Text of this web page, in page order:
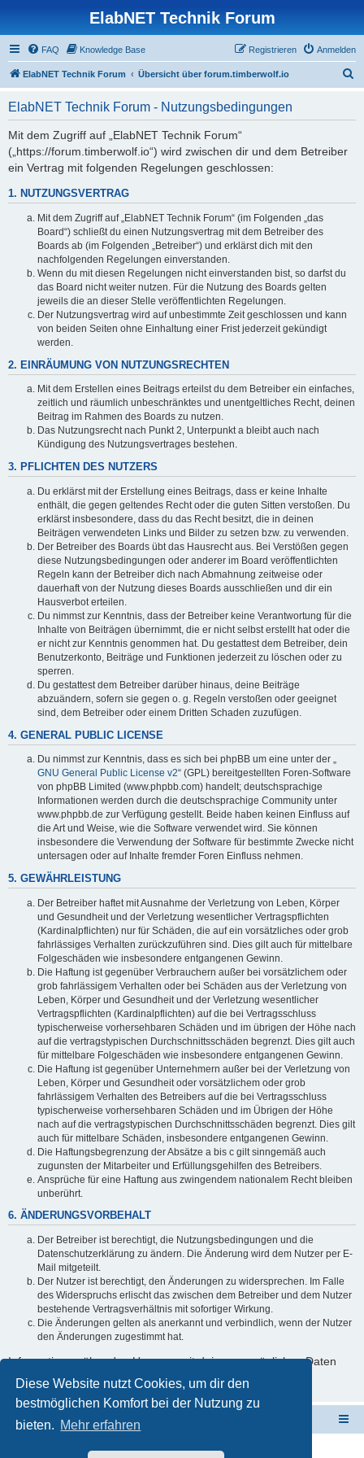
Diese Website nutzt Cookies, um dir den
bestmöglichen Komfort bei der Nutzung zu
bieten. Mehr erfahren
ElabNET Technik Forum
FAQ Knowledge Base Anmelden
Registrieren
ElabNET Technik Forum Übersicht über forum.timberwolf.io
ElabNET Technik Forum - Nutzungsbedingungen
Mit dem Zugriff auf „ElabNET Technik Forum“
(„https://forum.timberwolf.io“) wird zwischen dir und dem Betreiber
ein Vertrag mit folgenden Regelungen geschlossen:
1. NUTZUNGSVERTRAG
Mit dem Zugriff auf „ElabNET Technik Forum“ (im Folgenden „das
Board“) schließt du einen Nutzungsvertrag mit dem Betreiber des
Boards ab (im Folgenden „Betreiber“) und erklärst dich mit den
nachfolgenden Regelungen einverstanden.
Wenn du mit diesen Regelungen nicht einverstanden bist, so darfst du
das Board nicht weiter nutzen. Für die Nutzung des Boards gelten
jeweils die an dieser Stelle veröffentlichten Regelungen.
Der Nutzungsvertrag wird auf unbestimmte Zeit geschlossen und kann
von beiden Seiten ohne Einhaltung einer Frist jederzeit gekündigt
werden.
2. EINRÄUMUNG VON NUTZUNGSRECHTEN
Mit dem Erstellen eines Beitrags erteilst du dem Betreiber ein einfaches,
zeitlich und räumlich unbeschränktes und unentgeltliches Recht, deinen
Beitrag im Rahmen des Boards zu nutzen.
Das Nutzungsrecht nach Punkt 2, Unterpunkt a bleibt auch nach
Kündigung des Nutzungsvertrages bestehen.
3. PFLICHTEN DES NUTZERS
Du erklärst mit der Erstellung eines Beitrags, dass er keine Inhalte
enthält, die gegen geltendes Recht oder die guten Sitten verstoßen. Du
erklärst insbesondere, dass du das Recht besitzt, die in deinen
Beiträgen verwendeten Links und Bilder zu setzen bzw. zu verwenden.
Der Betreiber des Boards übt das Hausrecht aus. Bei Verstößen gegen
diese Nutzungsbedingungen oder anderer im Board veröffentlichten
Regeln kann der Betreiber dich nach Abmahnung zeitweise oder
dauerhaft von der Nutzung dieses Boards ausschließen und dir ein
Hausverbot erteilen.
Du nimmst zur Kenntnis, dass der Betreiber keine Verantwortung für die
Inhalte von Beiträgen übernimmt, die er nicht selbst erstellt hat oder die
er nicht zur Kenntnis genommen hat. Du gestattest dem Betreiber, dein
Benutzerkonto, Beiträge und Funktionen jederzeit zu löschen oder zu
sperren.
Du gestattest dem Betreiber darüber hinaus, deine Beiträge
abzuändern, sofern sie gegen o. g. Regeln verstoßen oder geeignet
sind, dem Betreiber oder einem Dritten Schaden zuzufügen.
4. GENERAL PUBLIC LICENSE
Du nimmst zur Kenntnis, dass es sich bei phpBB um eine unter der „
GNU General Public License v2“ (GPL) bereitgestellten Foren-Software
von phpBB Limited (www.phpbb.com) handelt; deutschsprachige
Informationen werden durch die deutschsprachige Community unter
www.phpbb.de zur Verfügung gestellt. Beide haben keinen Einfluss auf
die Art und Weise, wie die Software verwendet wird. Sie können
insbesondere die Verwendung der Software für bestimmte Zwecke nicht
untersagen oder auf Inhalte fremder Foren Einfluss nehmen.
5. GEWÄHRLEISTUNG
Der Betreiber haftet mit Ausnahme der Verletzung von Leben, Körper
und Gesundheit und der Verletzung wesentlicher Vertragspflichten
(Kardinalpflichten) nur für Schäden, die auf ein vorsätzliches oder grob
fahrlässiges Verhalten zurückzuführen sind. Dies gilt auch für mittelbare
Folgeschäden wie insbesondere entgangenen Gewinn.
Die Haftung ist gegenüber Verbrauchern außer bei vorsätzlichem oder
grob fahrlässigem Verhalten oder bei Schäden aus der Verletzung von
Leben, Körper und Gesundheit und der Verletzung wesentlicher
Vertragspflichten (Kardinalpflichten) auf die bei Vertragsschluss
typischerweise vorhersehbaren Schäden und im übrigen der Höhe nach
auf die vertragstypischen Durchschnittsschäden begrenzt. Dies gilt auch
für mittelbare Folgeschäden wie insbesondere entgangenen Gewinn.
Die Haftung ist gegenüber Unternehmern außer bei der Verletzung von
Leben, Körper und Gesundheit oder vorsätzlichem oder grob
fahrlässigem Verhalten des Betreibers auf die bei Vertragsschluss
typischerweise vorhersehbaren Schäden und im Übrigen der Höhe
nach auf die vertragstypischen Durchschnittsschäden begrenzt. Dies gilt
auch für mittelbare Schäden, insbesondere entgangenen Gewinn.
Die Haftungsbegrenzung der Absätze a bis c gilt sinngemäß auch
zugunsten der Mitarbeiter und Erfüllungsgehilfen des Betreibers.
Ansprüche für eine Haftung aus zwingendem nationalem Recht bleiben
unberührt.
6. ÄNDERUNGSVORBEHALT
Der Betreiber ist berechtigt, die Nutzungsbedingungen und die
Datenschutzerklärung zu ändern. Die Änderung wird dem Nutzer per E-
Mail mitgeteilt.
Der Nutzer ist berechtigt, den Änderungen zu widersprechen. Im Falle
des Widerspruchs erlischt das zwischen dem Betreiber und dem Nutzer
bestehende Vertragsverhältnis mit sofortiger Wirkung.
Die Änderungen gelten als anerkannt und verbindlich, wenn der Nutzer
den Änderungen zugestimmt hat.
Informationen über den Umgang mit deinen persönlichen Daten
sind in der Datenschutzerklärung enthalten.
ElabNET Technik Forum